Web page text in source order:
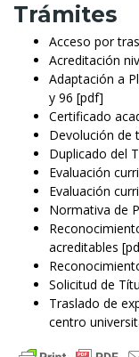
Trámites
Acceso por
Acreditación
Adaptación a
y 96 [pdf]
Certificado
Devolución de
Duplicado del
Evaluación
Evaluación
Normativa de
acreditables
Solicitud de
Traslado de
centro